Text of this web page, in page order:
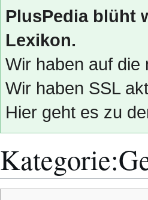
PlusPedia blüht
Lexikon.
Wir haben auf die
Wir haben SSL
Hier geht es zu
Kategorie: